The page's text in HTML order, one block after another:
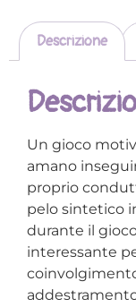
Descrizione
Un gioco
amano
proprio
pelo sintetico
durante il
interessante